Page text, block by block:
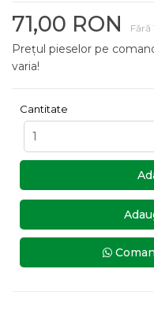
71,00 RON Fără
Prețul pieselor pe
varia!
Cantitate